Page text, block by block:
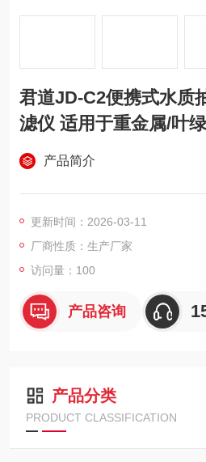
君道JD-C2便携式水质
滤仪 适用于重金属/叶
产品简介
更新时间：2026-03-11
厂商性质：生产厂家
访问量：100
产品咨询
产品分类
PRODUCT CLASSIFICATION